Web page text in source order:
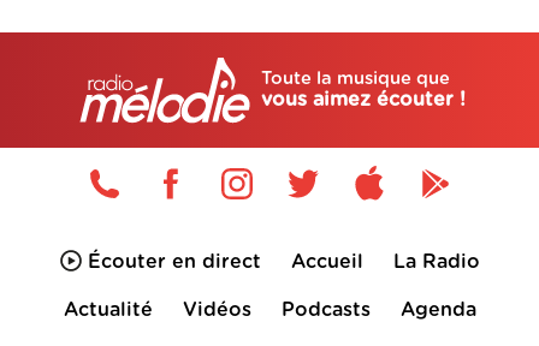
Toute la musique que
vous aimez écouter !
Écouter en direct Accueil La Radio
Actualité Vidéos Podcasts Agenda